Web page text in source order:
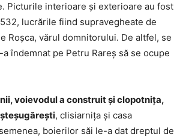
Picturile interioare şi exterioare au fost
lucrările fiind supravegheate de
Roşca, vărul domnitorului. De altfel, se
îndemnat pe Petru Rareş să se ocupe
voievodul a construit şi clopotniţa,
, clisiarnița şi casa
boierilor săi le-a dat dreptul de